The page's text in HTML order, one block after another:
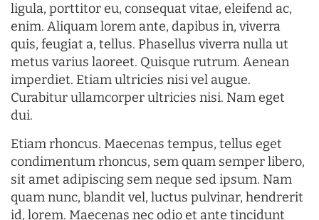
ligula, porttitor eu, consequat vitae, eleifend ac,
enim. Aliquam lorem ante, dapibus in, viverra
quis, feugiat a, tellus. Phasellus viverra nulla ut
metus varius laoreet. Quisque rutrum. Aenean
imperdiet. Etiam ultricies nisi vel augue.
Curabitur ullamcorper ultricies nisi. Nam eget
dui.
Etiam rhoncus. Maecenas tempus, tellus eget
condimentum rhoncus, sem quam semper libero,
sit amet adipiscing sem neque sed ipsum. Nam
quam nunc, blandit vel, luctus pulvinar, hendrerit
id, lorem. Maecenas nec odio et ante tincidunt